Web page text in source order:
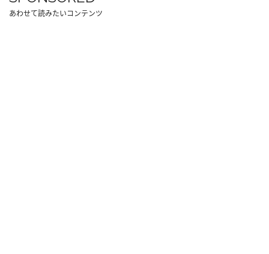
あわせて読みたいコンテンツ